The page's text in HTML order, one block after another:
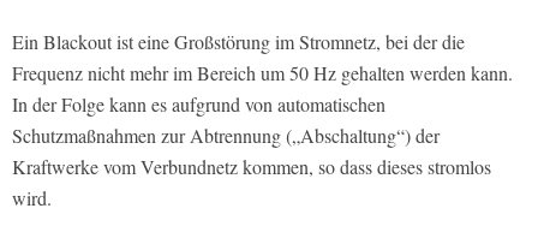
Ein Blackout ist eine Großstörung im Stromnetz, bei der die
Frequenz nicht mehr im Bereich um 50 Hz gehalten werden kann.
In der Folge kann es aufgrund von automatischen
Schutzmaßnahmen zur Abtrennung („Abschaltung“) der
Kraftwerke vom Verbundnetz kommen, so dass dieses stromlos
wird.